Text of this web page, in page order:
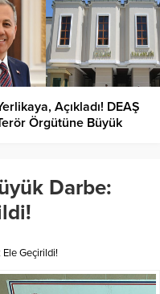
Açıkladı! DEAŞ
Örgütüne Büyük
Darbe:
Ele Geçirildi!